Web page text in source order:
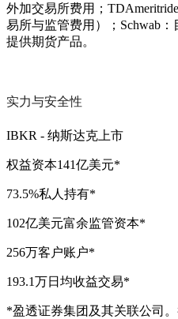
外加交易所费用；
易所与监管费用）；Schwab
提供期货产品。
实力与安全性
IBKR - 纳斯达克上市
权益资本141亿美元*
73.5%私人持有*
102亿美元富余监管资本*
256万客户账户*
193.1万日均收益交易*
*盈透证券集团及其关联公司